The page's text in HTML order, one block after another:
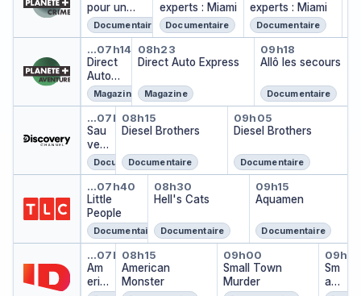
pour un
crime
Documentaire
experts : Miami
Documentaire
experts : Miami
Documentaire
Direct Auto Express
…07h14
Direct
Auto
Expres
s
Magazine
Direct Auto Express
08h23
Direct Auto Express
Magazine
Allô les
09h18
Allô les secours
Documentaire
Sauveurs de trésors
…07h30
Sau
veu
rs
de
trés
ors
Documentaire
Diesel Brothers
08h15
Diesel Brothers
Documentaire
Diesel
09h05
Diesel Brothers
Documentaire
Little People
…07h40
Little
People
Documentaire
Hell's Cats
08h30
Hell's Cats
Documentaire
Aquamen
09h15
Aquamen
Documentaire
American Monster
…07h30
Am
eric
American Monster
08h15
American
Monster
Small Town
09h00
Small Town
Murder
Sm
all